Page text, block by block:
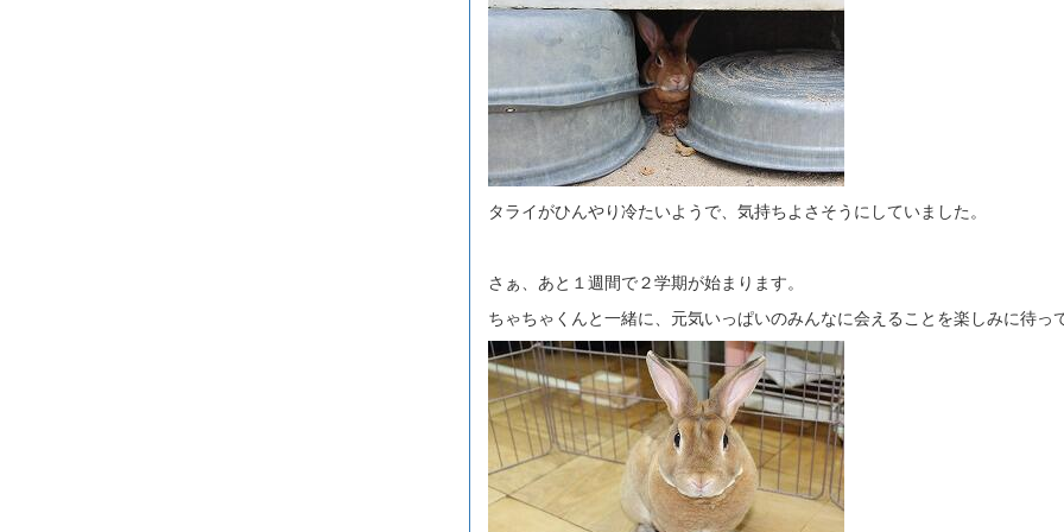
タライがひんやり冷たいようで、気持ちよさそうにしていました。
さぁ、あと１週間で２学期が始まります。
ちゃちゃくんと一緒に、元気いっぱいのみんなに会えることを楽しみに待っ